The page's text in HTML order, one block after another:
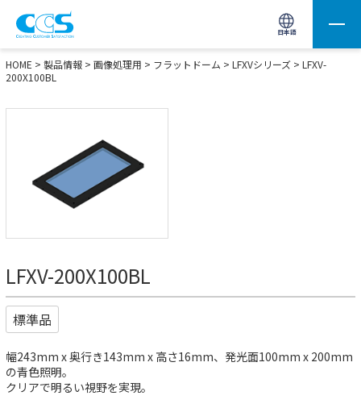
日本語
画像処理用の製品検索 サイト内検索(Enterで実行)
HOME > 製品情報 > 画像処理用 > フラットドーム > LFXVシリーズ > LFXV-
200X100BL
LFXV-200X100BL
標準品
幅243mm x 奥行き143mm x 高さ16mm、発光面100mm x 200mm
の青色照明。
クリアで明るい視野を実現。